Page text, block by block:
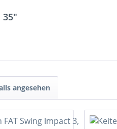
35"
angesehen